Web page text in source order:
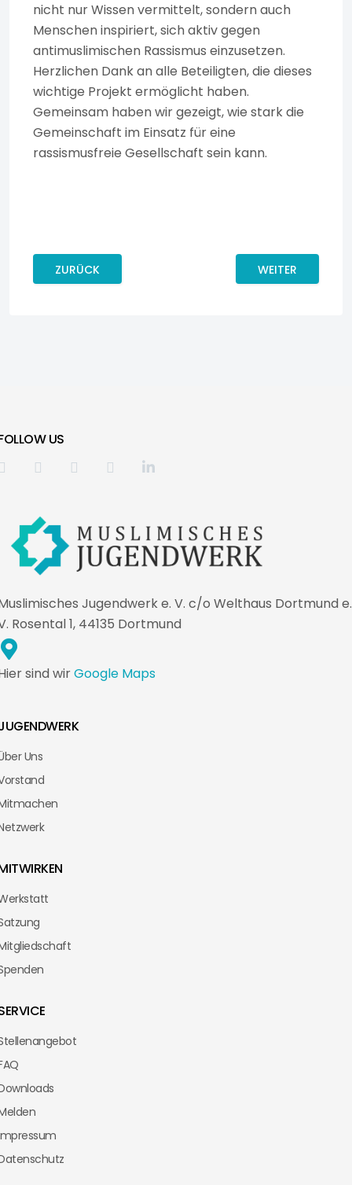
nicht nur Wissen vermittelt, sondern auch
Menschen inspiriert, sich aktiv gegen
antimuslimischen Rassismus einzusetzen.
Herzlichen Dank an alle Beteiligten, die dieses
wichtige Projekt ermöglicht haben.
Gemeinsam haben wir gezeigt, wie stark die
Gemeinschaft im Einsatz für eine
rassismusfreie Gesellschaft sein kann.
VORHERIGER BEITRAG: BOX GEGEN
ZURÜCK NÄCHSTER
WEITER
US
Jugendwerk e. V. c/o Welthaus Dortmund e.
Rosental 1, 44135 Dortmund
sind wirGoogle Maps
Uns